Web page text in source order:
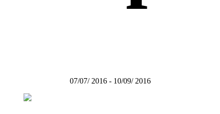
07/07/ 2016 - 10/09/ 2016